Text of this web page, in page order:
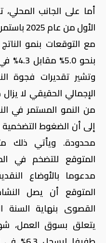
أما على الجانب المحلي،
الأول من
مع التوقعات بنمو
وتشير تقديرات فجوة
الإجمالي الحقيقي لا
من النمو المستمر في
إلى أن الضغوط
محدودة. ويأتي ذلك
المتوقع للتضخم في
مدعوما بالأوضاع
المتوقع أن يصل
يتعلق بسوق العمل،